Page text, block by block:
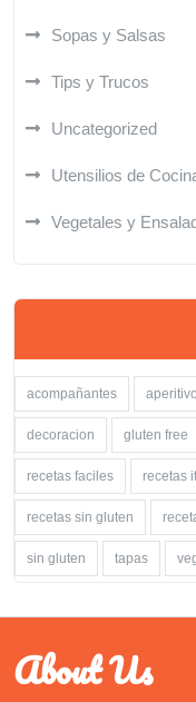
Sopas y Salsas
Tips y Trucos
Uncategorized
Utensilios de
Vegetales y
acompañantes
decoracion gluten free
recetas faciles recetas
recetas sin gluten
sin gluten tapas
About Us